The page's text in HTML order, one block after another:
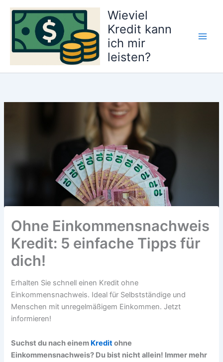
Zum
springen
Wieviel
Kredit kann
ich mir
leisten?
Ohne Einkommensnachweis
Kredit: 5 einfache Tipps für
dich!
Erhalten Sie schnell einen Kredit ohne
Einkommensnachweis. Ideal für Selbstständige und
Menschen mit unregelmäßigem Einkommen. Jetzt
informieren!
Suchst du nach einem Kreditohne
Einkommensnachweis? Du bist nicht allein! Immer mehr